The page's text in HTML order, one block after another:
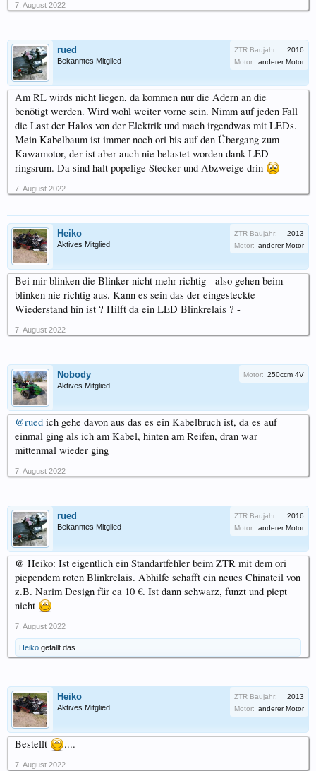
7. August 2022
rued
Bekanntes Mitglied
ZTR Baujahr:
2016
Motor: anderer Motor
Am RL wirds nicht liegen, da kommen nur die Adern an die
benötigt werden. Wird wohl weiter vorne sein. Nimm auf jeden Fall
die Last der Halos von der Elektrik und mach irgendwas mit LEDs.
Mein Kabelbaum ist immer noch ori bis auf den Übergang zum
Kawamotor, der ist aber auch nie belastet worden dank LED
ringsrum. Da sind halt popelige Stecker und Abzweige drin
7. August 2022
Heiko
Aktives Mitglied
ZTR Baujahr:
2013
Motor: anderer Motor
Bei mir blinken die Blinker nicht mehr richtig - also gehen beim
blinken nie richtig aus. Kann es sein das der eingesteckte
Wiederstand hin ist ? Hilft da ein LED Blinkrelais ? -
7. August 2022
Nobody
Aktives Mitglied
Motor: 250ccm 4V
@rued ich gehe davon aus das es ein Kabelbruch ist, da es auf
einmal ging als ich am Kabel, hinten am Reifen, dran war
mittenmal wieder ging
7. August 2022
rued
Bekanntes Mitglied
ZTR Baujahr:
2016
Motor: anderer Motor
@ Heiko: Ist eigentlich ein Standartfehler beim ZTR mit dem ori
piependem roten Blinkrelais. Abhilfe schafft ein neues Chinateil von
z.B. Narim Design für ca 10 €. Ist dann schwarz, funzt und piept
nicht
7. August 2022
Heiko gefällt das.
Heiko
Aktives Mitglied
ZTR Baujahr:
2013
Motor: anderer Motor
Bestellt ....
7. August 2022